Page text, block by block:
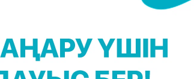
Осы арқылы жергілікті билік
жауапкершілік жүгін жете